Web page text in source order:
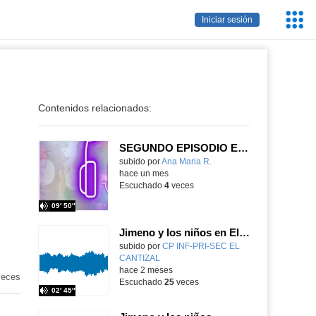
Iniciar sesión
Contenidos relacionados:
SEGUNDO EPISODIO ESPECIAL DE LA TERCERA TEMPORADA PODCAST FAMILIA CHURCHILL
Contenido educativo.
subido porAna Maria R.
09′ 50″
hace un mes
Escuchado 4veces
Jimeno y los niños en El Cantizal
Contenido educativo.
subido por CP INF-PRI-SEC EL
CANTIZAL
02′ 45″
hace 2 meses
Escuchado 25veces